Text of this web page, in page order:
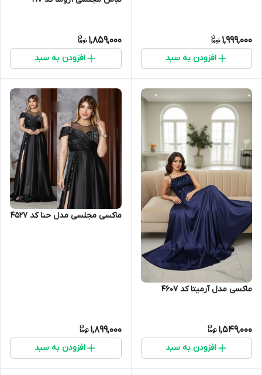
1,999,000
افزودن به سبد
1,859,000
افزودن به سبد
ماکسی مدل آرمیتا کد 4607
1,549,000
افزودن به سبد
ماکسی مجلسی مدل حنا کد 4527
1,899,000
افزودن به سبد